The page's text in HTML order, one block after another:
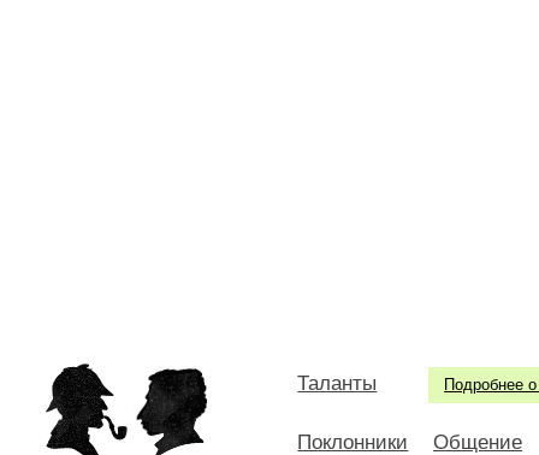
Подробнее о
Таланты
Поклонники Общение